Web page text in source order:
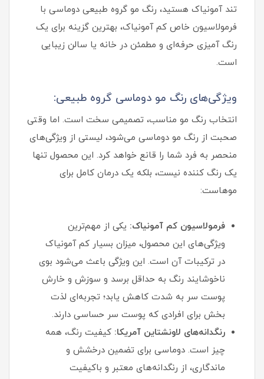
تند آمونیاک هستید، رنگ مو گروه طبیعی دوماسی با
فرمولاسیون خاص کم آمونیاک، بهترین گزینه برای یک
رنگ آمیزی حرفه‌ای و مطمئن در خانه یا سالن زیبایی
است.
ویژگی‌های رنگ مو دوماسی گروه طبیعی:
انتخاب رنگ مو مناسب، تصمیمی سخت است. اما وقتی
صحبت از رنگ مو دوماسی می‌شود، لیستی از ویژگی‌های
منحصر به فرد شما را قانع خواهد کرد. این محصول تنها
یک رنگ کننده نیست، بلکه یک درمان کامل برای
موهاست:
فرمولاسیون کم آمونیاک: یکی از مهم‌ترین
ویژگی‌های این محصول، میزان بسیار کم آمونیاک
در ترکیبات آن است. این ویژگی باعث می‌شود بوی
ناخوشایند رنگ به حداقل برسد و سوزش و خارش
پوست سر به شدت کاهش یابد؛ تجربه‌ای لذت
بخش برای افرادی که پوست سر حساسی دارند.
رنگدانه‌های لاونشتاین آمریکا: کیفیت رنگ، همه
چیز است. دوماسی برای تضمین درخشش و
ماندگاری، از رنگدانه‌های معتبر و باکیفیت